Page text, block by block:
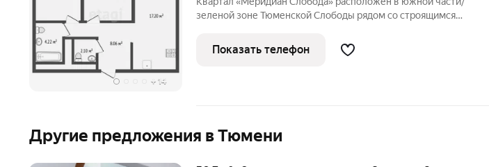
+ 14
зеленой зоне Тюменской Слободы рядом со строящимся
Тюменская Слобода молодой, крупный и очень динамично
развивающийся район города,
Показать телефон
Другие предложения в Тюмени